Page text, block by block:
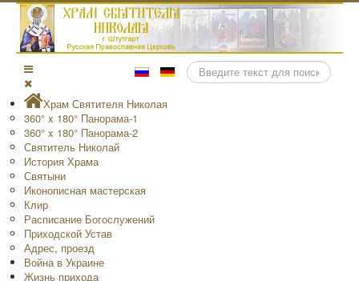
Поиск
Храм Святителя Николая
360° x 180° Панорама-1
360° x 180° Панорама-2
Святитель Николай
История Храма
Святыни
Иконописная мастерская
Клир
Расписание Богослужений
Приходской Устав
Адрес, проезд
Война в Украине
Жизнь прихода